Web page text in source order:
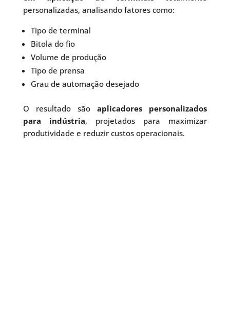
personalizadas, analisando fatores como:
Tipo de terminal
Bitola do fio
Volume de produção
Tipo de prensa
Grau de automação desejado
O resultado sãoaplicadores personalizados
para indústria, projetados para maximizar
produtividade e reduzir custos operacionais.